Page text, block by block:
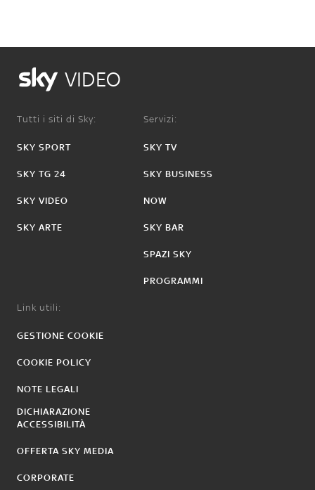
VIDEO
Tutti i siti di Sky:
SKY SPORT
SKY TG 24
SKY VIDEO
SKY ARTE
Servizi:
SKY TV
SKY BUSINESS
NOW
SKY BAR
SPAZI SKY
PROGRAMMI
Link utili:
GESTIONE COOKIE
COOKIE POLICY
NOTE LEGALI
DICHIARAZIONE
ACCESSIBILITÀ
OFFERTA SKY MEDIA
CORPORATE